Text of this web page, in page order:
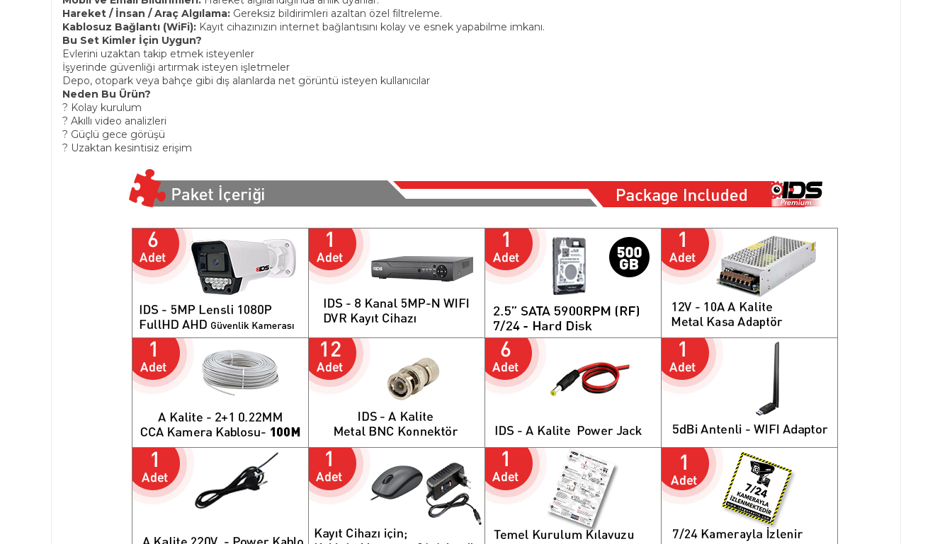
Hareket / İnsan / Araç Algılama: Gereksiz bildirimleri azaltan özel filtreleme.
Kablosuz Bağlantı (WiFi): Kayıt cihazınızın internet bağlantısını kolay ve esnek yapabilme imkanı.
Bu Set Kimler İçin Uygun?
Evlerini uzaktan takip etmek isteyenler
İşyerinde güvenliği artırmak isteyen işletmeler
Depo, otopark veya bahçe gibi dış alanlarda net görüntü isteyen kullanıcılar
Neden Bu Ürün?
? Kolay kurulum
? Akıllı video analizleri
? Güçlü gece görüşü
? Uzaktan kesintisiz erişim